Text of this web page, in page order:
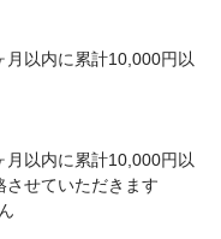
以内に累計10,000円以
以内に累計10,000円以
させていただきます